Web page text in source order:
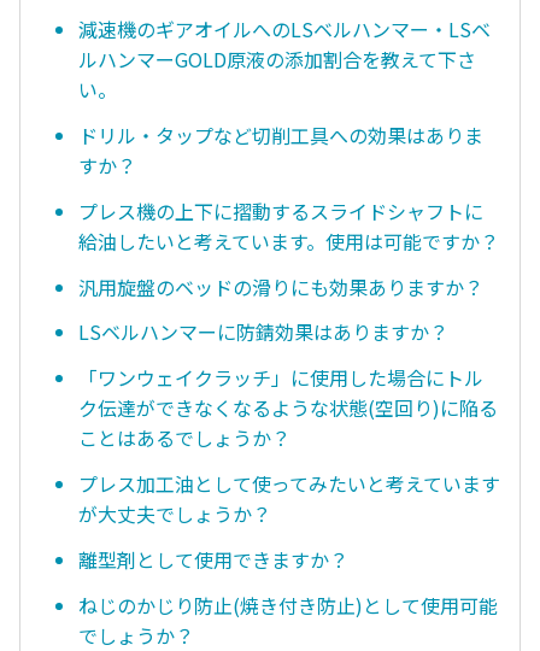
減速機のギアオイルへのLSベルハンマー・LSベ
ルハンマーGOLD原液の添加割合を教えて下さ
い。
ドリル・タップなど切削工具への効果はありま
すか？
プレス機の上下に摺動するスライドシャフトに
給油したいと考えています。使用は可能ですか？
汎用旋盤のベッドの滑りにも効果ありますか？
LSベルハンマーに防錆効果はありますか？
「ワンウェイクラッチ」に使用した場合にトル
ク伝達ができなくなるような状態(空回り)に陥る
ことはあるでしょうか？
プレス加工油として使ってみたいと考えています
が大丈夫でしょうか？
離型剤として使用できますか？
ねじのかじり防止(焼き付き防止)として使用可能
でしょうか？